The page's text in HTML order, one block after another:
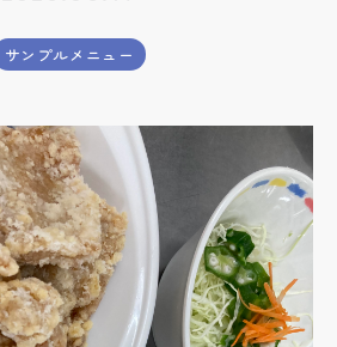
サンプルメニュー